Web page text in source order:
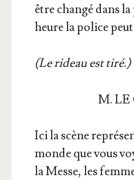
être chan­gé dans
heure la police
(Le rideau est tiré.)
M. LE
Ici la scène
monde que vous
la Messe, les